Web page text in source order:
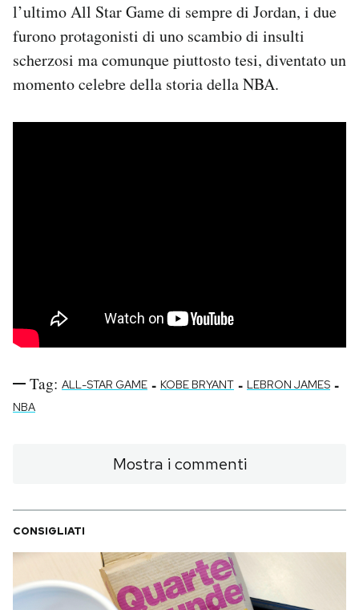
l’ultimo All Star Game di sempre di Jordan, i due
furono protagonisti di uno scambio di insulti
scherzosi ma comunque piuttosto tesi, diventato un
momento celebre della storia della NBA.
Tag: ALL-STAR GAME - KOBE BRYANT - LEBRON JAMES -
NBA
Mostra i commenti
CONSIGLIATI